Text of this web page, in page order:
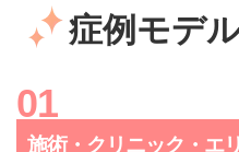
症例モデ
施術・クリニック・ エ